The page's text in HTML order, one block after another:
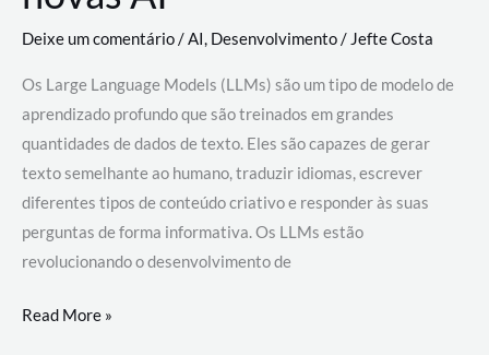
Deixe um comentário/AI, Desenvolvimento/ Jefte Costa
Os Large Language Models (LLMs) são um tipo de modelo de
aprendizado profundo que são treinados em grandes
quantidades de dados de texto. Eles são capazes de gerar
texto semelhante ao humano, traduzir idiomas, escrever
diferentes tipos de conteúdo criativo e responder às suas
perguntas de forma informativa. Os LLMs estão
revolucionando o desenvolvimento de
Large
Read More »